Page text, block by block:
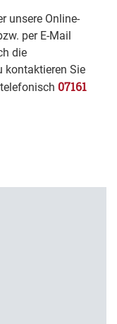
unsere Online-
per E-Mail
die
kontaktieren Sie
07161